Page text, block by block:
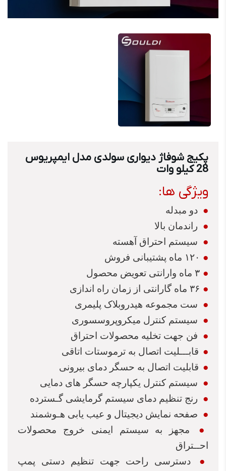
کیج شوفاژ دیواری سولدی مدل ایمپریوس
28 کیلو وات
ویژگی ها:
● دو مبدله
● راندمان بالا
● سیستم احتراق آهسته
● ۱۲۰ اه پشتیبانی فروش
● ۳ اه وارانتی تعویض محصو
● ۳۶ اه گارانتی از زمان راه اندازی
● ست مجموعه هیدروبلاک پلیمری
● سیستم کنترل میکروپروسسوری
● فن جهت تخلیه محصولات احتراق
● قابـــلیت اتصال به ترموستات اتاقی
● قابلیت اتصال به حسگر دمای بیرونی
● سیستم کنترل یکپارچه حسگر های دمایی
● رنج تنظیم دمای سیستم گرمایشی گـسترده
● صفحه نمایش دیجیتال و عیب یابی هـوشمند
● جهز به سیستم ایمنی خروج محصولات
احــتراق
● دسترسی راحت جهت تنظیم دستی